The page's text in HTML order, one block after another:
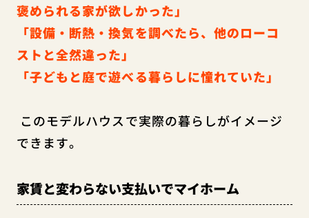
褒められる家が欲しかった」
「設備・断熱・換気を調べたら、他のローコ
ストと全然違った」
「子どもと庭で遊べる暮らしに憧れていた」
このモデルハウスで実際の暮らしがイメージ
できます。
家賃と変わらない支払いでマイホーム